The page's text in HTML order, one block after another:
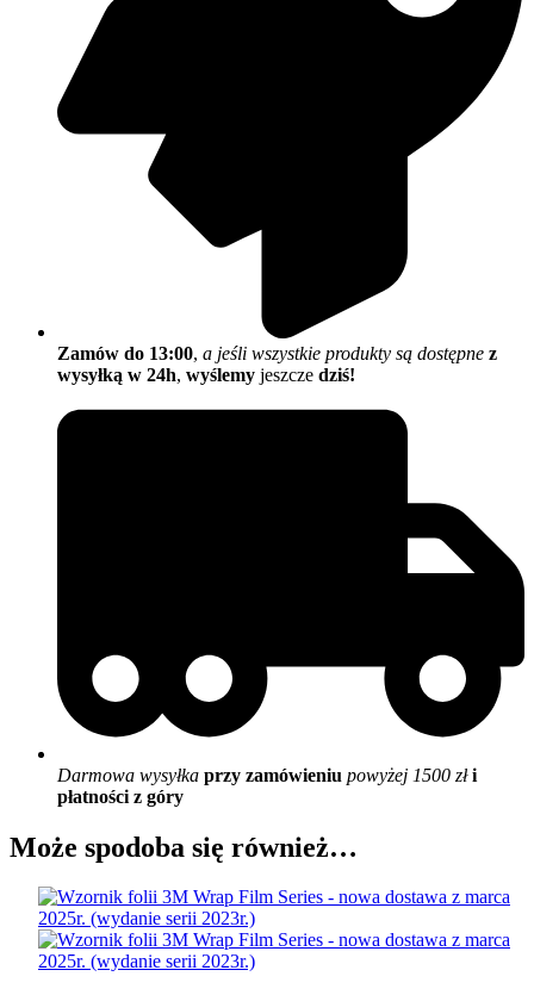
Zamów do 13:00, a jeśli wszystkie produkty są dostępne z
wysyłką w 24h, wyślemy jeszcze dziś!
Darmowa wysyłka przy zamówieniu powyżej 1500 złi
płatności z góry
Może spodoba się również…